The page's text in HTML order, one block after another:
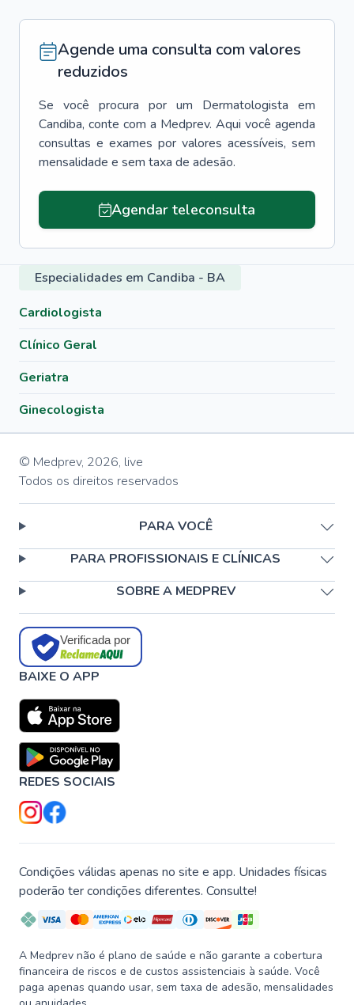
Agende uma consulta com valores
reduzidos
Se você procura por um Dermatologista em
Candiba, conte com a Medprev. Aqui você agenda
consultas e exames por valores acessíveis, sem
mensalidade e sem taxa de adesão.
Agendar teleconsulta
Especialidades em Candiba - BA
Cardiologista
Clínico Geral
Geriatra
Ginecologista
© Medprev, 2026, live
Todos os direitos reservados
PARA VOCÊ
PARA PROFISSIONAIS E CLÍNICAS
SOBRE A MEDPREV
Verificada por
BAIXE O APP
REDES SOCIAIS
Condições válidas apenas no site e app. Unidades físicas
poderão ter condições diferentes. Consulte!
A Medprev não é plano de saúde e não garante a cobertura
financeira de riscos e de custos assistenciais à saúde. Você
paga apenas quando usar, sem taxa de adesão, mensalidades